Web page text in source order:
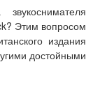
Этим вопросом
издания
достойными